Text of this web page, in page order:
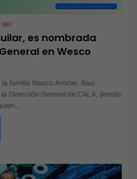
Seguridad y Videovigilancia
687
es nombrada
en Wesco
familia Wasco Anixter, Raul
Dirección General de CALA, siendo